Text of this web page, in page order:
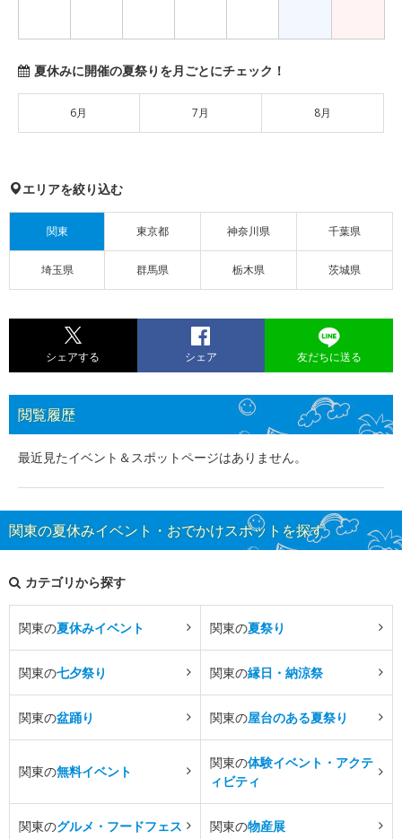
夏休みに開催の夏祭りを月ごとにチェック！
6月 7月 8月
エリアを絞り込む
関東 東京都 神奈川県 千葉県
埼玉県 群馬県 栃木県 茨城県
シェアする シェア 友だちに送る
閲覧履歴
最近見たイベント＆スポットページはありません。
関東の夏休みイベント・おでかけスポットを探す
カテゴリから探す
関東の夏休みイベント 関東の夏祭り
関東の七夕祭り 関東の縁日・納涼祭
関東の盆踊り 関東の屋台のある夏祭り
関東の無料イベント
関東の体験イベント・アクテ
ィビティ
関東のグルメ・フードフェス 関東の物産展